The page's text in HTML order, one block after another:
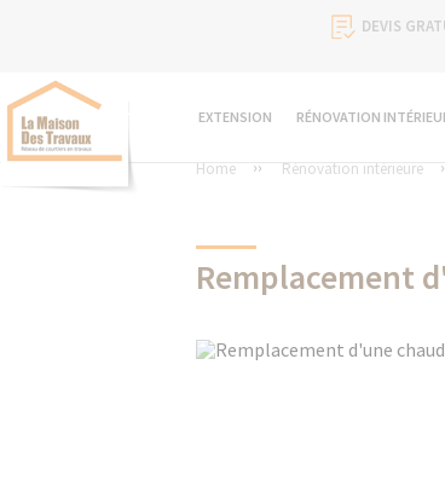
DEVIS
EXTENSION RÉNOVATION
Home Rénovation intérieure
Remplacement